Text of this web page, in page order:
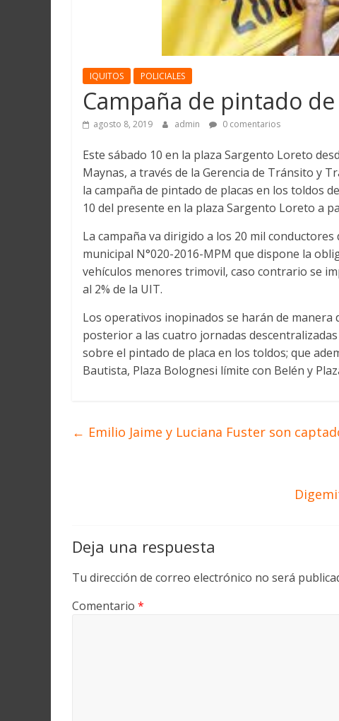
IQUITOS POLICIALES
Campaña de pintado
agosto 8, 2019 admin 0 comentarios
Este sábado 10 en la plaza Sargento Loreto
Maynas, a través de la Gerencia de Tránsito y
la campaña de pintado de placas en los toldos
10 del presente en la plaza Sargento Loreto a
La campaña va dirigido a los 20 mil
municipal N°020-2016-MPM que dispone la
vehículos menores trimovil, caso contrario se
al 2% de la UIT.
Los operativos inopinados se harán de
posterior a las cuatro jornadas
sobre el pintado de placa en los toldos; que
Bautista, Plaza Bolognesi límite con Belén y
← Emilio Jaime y Luciana Fuster son
Deja una respuesta
Tu dirección de correo electrónico no será
Comentario *